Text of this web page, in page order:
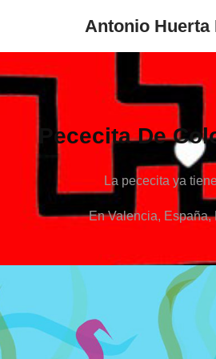
Antonio Huerta
Pececita De
La pececita ya
En Valencia, España,